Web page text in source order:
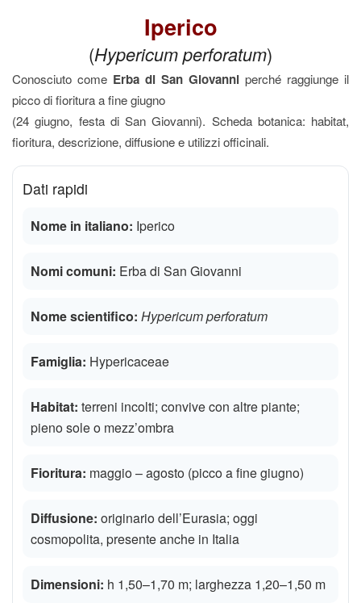
Iperico
(Hypericum perforatum)
Conosciuto come Erba di San Giovanni perché raggiunge il
picco di fioritura a fine giugno
(24 giugno, festa di San Giovanni). Scheda botanica: habitat,
fioritura, descrizione, diffusione e utilizzi officinali.
Dati rapidi
Nome in italiano: Iperico
Nomi comuni: Erba di San Giovanni
Nome scientifico: Hypericum perforatum
Famiglia: Hypericaceae
Habitat: terreni incolti; convive con altre piante;
pieno sole o mezz’ombra
Fioritura: maggio – agosto (picco a fine giugno)
Diffusione: originario dell’Eurasia; oggi
cosmopolita, presente anche in Italia
Dimensioni: h 1,50–1,70 m; larghezza 1,20–1,50 m